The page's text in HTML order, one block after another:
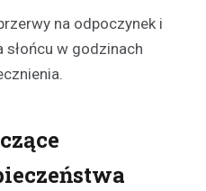
na odpoczynek i
słońcu w godzinach